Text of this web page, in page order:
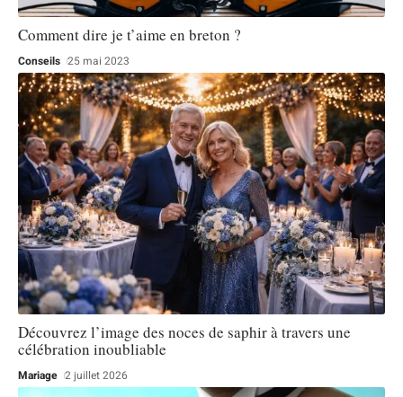
Comment dire je t’aime en breton ?
Conseils 25 mai 2023
Découvrez l’image des noces de saphir à travers une
célébration inoubliable
Mariage 2 juillet 2026